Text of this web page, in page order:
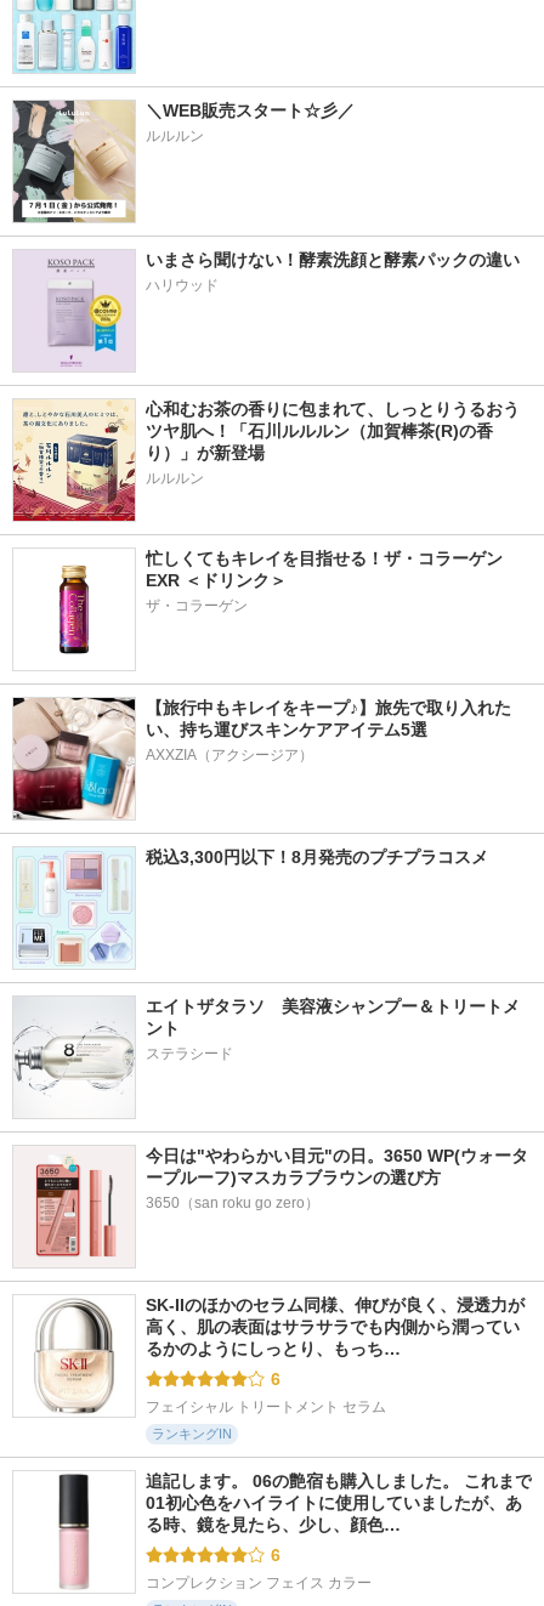
＼WEB販売スタート☆彡／
ルルルン
いまさら聞けない！酵素洗顔と酵素パックの違い
ハリウッド
心和むお茶の香りに包まれて、しっとりうるおう
ツヤ肌へ！「石川ルルルン（加賀棒茶(R)の香
り）」が新登場
忙しくてもキレイを目指せる！ザ・コラーゲン
EXR ＜ドリンク＞
ザ・コラーゲン
【旅行中もキレイをキープ♪】旅先で取り入れた
い、持ち運びスキンケアアイテム5選
AXXZIA（アクシージア）
税込3,300円以下！8月発売のプチプラコスメ
エイトザタラソ　美容液シャンプー＆トリートメ
ント
ステラシード
今日は"やわらかい目元"の日。3650 WP(ウォータ
ープルーフ)マスカラブラウンの選び方
3650（san roku go zero）
SK-IIのほかのセラム同様、伸びが良く、浸透力が
高く、肌の表面はサラサラでも内側から潤ってい
るかのようにしっとり、もっち…
6
フェイシャル トリートメント セラム
ランキングIN
追記します。 06の艶宿も購入しました。 これまで
01初心色をハイライトに使用していましたが、あ
る時、鏡を見たら、少し、顔色…
6
コンプレクション フェイス カラー